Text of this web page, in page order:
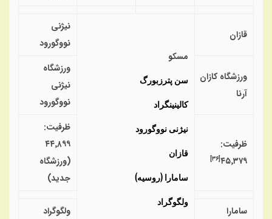
قازان
مسکو
سن پترزبورگ
کالینینگراد
نیژنی نووگورود
قازان
سامارا (روسیه)
ولگوگراد
نیژنی
نووگورود
ورزشگاه کازان
آرنا
ورزشگاه
نیژنی
نووگورود
ظرفیت:
۴۵٬۳۷۹[۳۶]
ظرفیت:
۴۴٬۸۹۹
(ورزشگاه
جدید)
سامارا
ولگوگراد